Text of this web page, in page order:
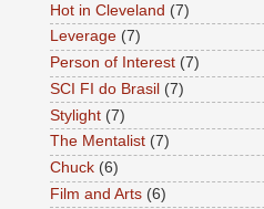
Hot in Cleveland (7)
Leverage (7)
Person of Interest (7)
SCI FI do Brasil (7)
Stylight (7)
The Mentalist (7)
Chuck (6)
Film and Arts (6)